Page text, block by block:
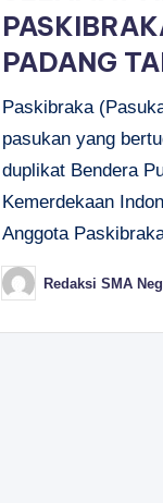
PADANG
Paskibraka
pasukan yang
duplikat Bendera
Kemerdekaan
Anggota
Posted
by
Redaksi SMA